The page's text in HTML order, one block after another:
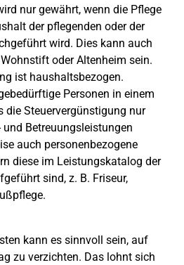
nur gewährt, wenn die Pflege
der pflegenden oder der
wird. Dies kann auch
oder Altenheim sein.
ist haushaltsbezogen.
Personen in einem
die Steuervergünstigung nur
Betreuungsleistungen
auch personenbezogene
diese im Leistungskatalog der
sind, z. B. Friseur,
kann es sinnvoll sein, auf
zu verzichten. Das lohnt sich